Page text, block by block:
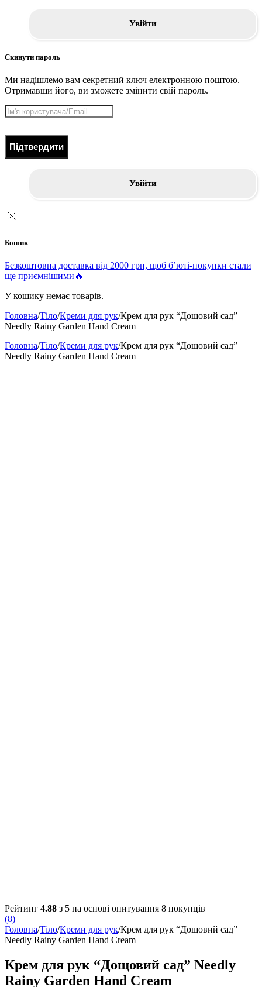
Увійти
Скинути пароль
Ми надішлемо вам секретний ключ електронною поштою.
Отримавши його, ви зможете змінити свій пароль.
Підтвердити
Увійти
Кошик
Безкоштовна доставка від 2000 грн, щоб б’юті-покупки стали
ще приємнішими🔥
У кошику немає товарів.
Головна/Тіло/Креми для рук/Крем для рук “Дощовий сад”
Needly Rainy Garden Hand Cream
Головна/Тіло/Креми для рук/Крем для рук “Дощовий сад”
Needly Rainy Garden Hand Cream
Рейтинг 4.88 з 5 на основі опитування 8 покупців
(8)
Головна/Тіло/Креми для рук/Крем для рук “Дощовий сад”
Needly Rainy Garden Hand Cream
Крем для рук “Дощовий сад” Needly
Rainy Garden Hand Cream